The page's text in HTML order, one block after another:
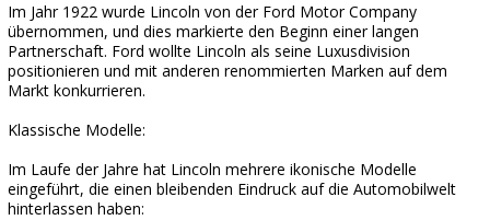
Im Jahr 1922 wurde Lincoln von der Ford Motor Company
übernommen, und dies markierte den Beginn einer langen
Partnerschaft. Ford wollte Lincoln als seine Luxusdivision
positionieren und mit anderen renommierten Marken auf dem
Markt konkurrieren.
Klassische Modelle:
Im Laufe der Jahre hat Lincoln mehrere ikonische Modelle
eingeführt, die einen bleibenden Eindruck auf die Automobilwelt
hinterlassen haben: